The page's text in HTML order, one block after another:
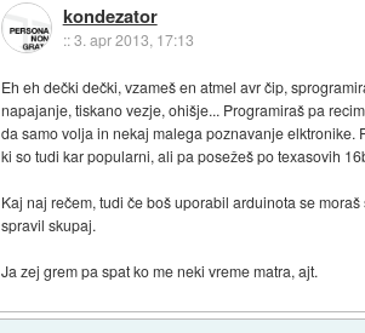
kondezator
::3. apr 2013, 17:13
Eh eh dečki dečki, vzameš en atmel avr čip,
napajanje, tiskano vezje, ohišje... Programiraš pa
da samo volja in nekaj malega poznavanje elktronike.
ki so tudi kar popularni, ali pa posežeš po texasovih
Kaj naj rečem, tudi če boš uporabil arduinota se
spravil skupaj.
Ja zej grem pa spat ko me neki vreme matra, ajt.